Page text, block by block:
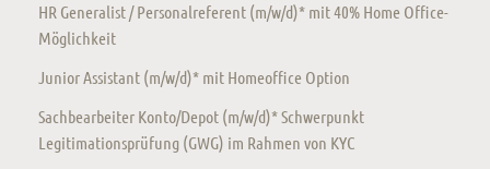
HR Generalist / Personalreferent (m/w/d)* mit 40% Home Office-
Möglichkeit
Junior Assistant (m/w/d)* mit Homeoffice Option
Sachbearbeiter Konto/Depot (m/w/d)* Schwerpunkt
Legitimationsprüfung (GWG) im Rahmen von KYC